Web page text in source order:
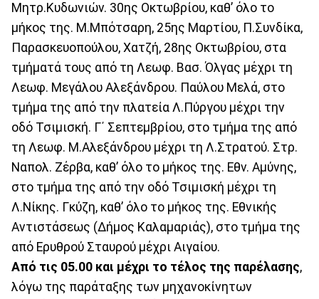
Μητρ.Κυδωνιών. 30ης Οκτωβρίου, καθ’ όλο το
μήκος της. Μ.Μπότσαρη, 25ης Μαρτίου, Π.Συνδίκα,
Παρασκευοπούλου, Χατζή, 28ης Οκτωβρίου, στα
τμήματά τους από τη Λεωφ. Βασ. Όλγας μέχρι τη
Λεωφ. Μεγάλου Αλεξάνδρου. Παύλου Μελά, στο
τμήμα της από την πλατεία Λ.Πύργου μέχρι την
οδό Τσιμισκή. Γ΄ Σεπτεμβρίου, στο τμήμα της από
τη Λεωφ. Μ.Αλεξάνδρου μέχρι τη Λ.Στρατού. Στρ.
Ναπολ. Ζέρβα, καθ’ όλο το μήκος της. Εθν. Αμύνης,
στο τμήμα της από την οδό Τσιμισκή μέχρι τη
Λ.Νίκης. Γκύζη, καθ’ όλο το μήκος της. Εθνικής
Αντιστάσεως (Δήμος Καλαμαριάς), στο τμήμα της
από Ερυθρού Σταυρού μέχρι Αιγαίου.
Από τις 05.00 και μέχρι το τέλος της παρέλασης,
λόγω της παράταξης των μηχανοκίνητων